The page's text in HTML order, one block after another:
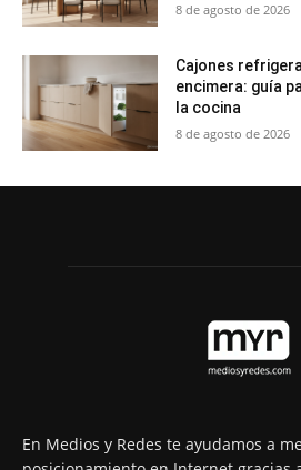
8 de agosto de 2026
Cajones
encimera: guía
la cocina
8 de agosto de 2026
En Medios y Redes te ayudamos a